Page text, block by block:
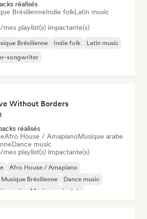
réalisés
BrésilienneIndie folkLatin music
playlist(s) impactante(s)
Brésilienne Indie folk
Latin music
songwriter
Without Borders
réalisés
Afro House / AmapianoMusique arabe
Dance music
playlist(s) impactante(s)
Afro House / Amapiano
Musique Brésilienne
Dance music
music Musique orientale